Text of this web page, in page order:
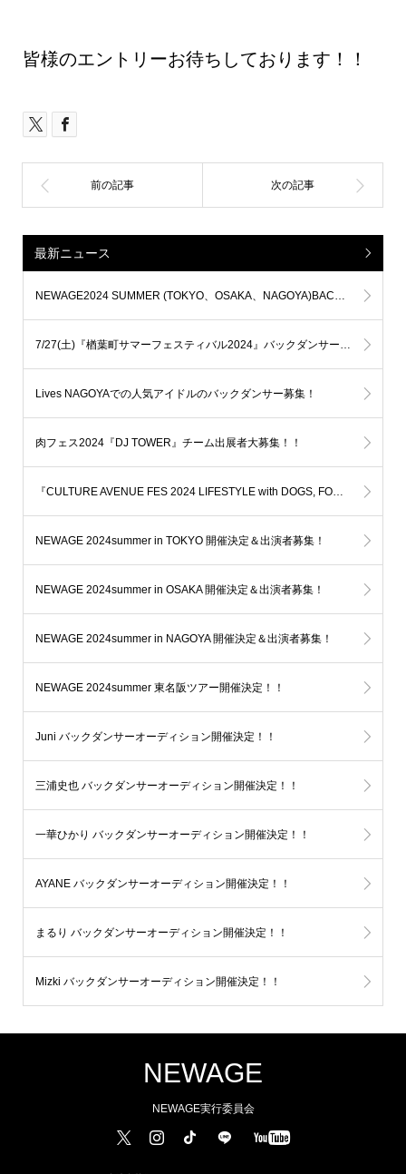
皆様のエントリーお待ちしております！！
最新ニュース
NEWAGE2024 SUMMER (TOKYO、OSAKA、NAGOYA)BACK DANCERオーディション開催決定！！
7/27(土)『楢葉町サマーフェスティバル2024』バックダンサーオーディション 開催
Lives NAGOYAでの人気アイドルのバックダンサー募集！
肉フェス2024『DJ TOWER』チーム出展者大募集！！
『CULTURE AVENUE FES 2024 LIFESTYLE with DOGS, FOOD, and MUSIC』バックダンサー&ナンバー/チーム出展者募集！
NEWAGE 2024summer in TOKYO 開催決定＆出演者募集！
NEWAGE 2024summer in OSAKA 開催決定＆出演者募集！
NEWAGE 2024summer in NAGOYA 開催決定＆出演者募集！
NEWAGE 2024summer 東名阪ツアー開催決定！！
Juni バックダンサーオーディション開催決定！！
三浦史也 バックダンサーオーディション開催決定！！
一華ひかり バックダンサーオーディション開催決定！！
AYANE バックダンサーオーディション開催決定！！
まるり バックダンサーオーディション開催決定！！
Mizki バックダンサーオーディション開催決定！！
NEWAGE
NEWAGE実行委員会